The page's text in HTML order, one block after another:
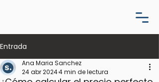
Entrada
Ana Maria Sanchez
24 abr 20244 min de lectura